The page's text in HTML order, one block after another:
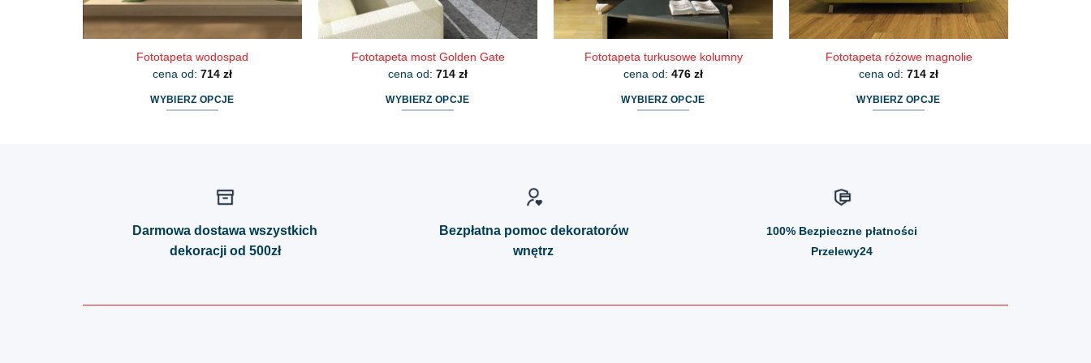
Fototapeta wodospad
cena od: 714 zł
WYBIERZ OPCJE
wariantów.
można
wybrać
produktu
Fototapeta most Golden Gate
cena od: 714 zł
WYBIERZ OPCJE
można
produktu
Fototapeta turkusowe kolumny
cena od: 476 zł
WYBIERZ OPCJE
produktu
Fototapeta różowe magnolie
cena od: 714 zł
WYBIERZ OPCJE
można
produktu
Darmowa dostawa wszystkich
dekoracji od 500zł
Bezpłatna pomoc dekoratorów
wnętrz
100% Bezpieczne płatności
Przelewy24